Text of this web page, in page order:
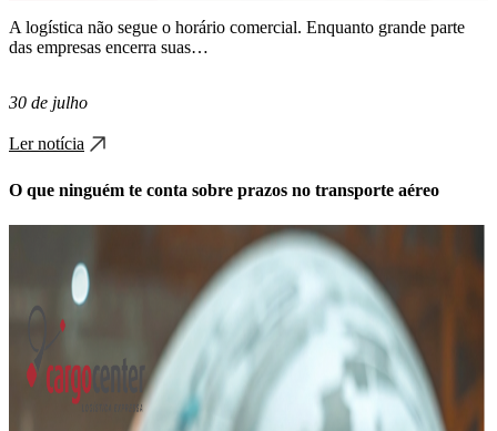
A logística não segue o horário comercial. Enquanto grande parte
das empresas encerra suas…
30 de julho
Ler notícia
O que ninguém te conta sobre prazos no transporte aéreo